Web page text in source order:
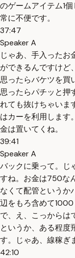
のゲームアイテム1
常に不便です。
37:47
Speaker A
じゃあ、手入ったお
ができるんですけど
思ったらバケツを買
思ったらパチッと押
れても抜けちゃいま
はカーを利用します
金は置いてくね。
39:41
Speaker A
バックに乗って。じ
すね。お金は750な
なくて配管というか
辺をもろ含めて
で、え、こっからは
というか、ある程度
す。じゃあ、線稼ぎ
42:10